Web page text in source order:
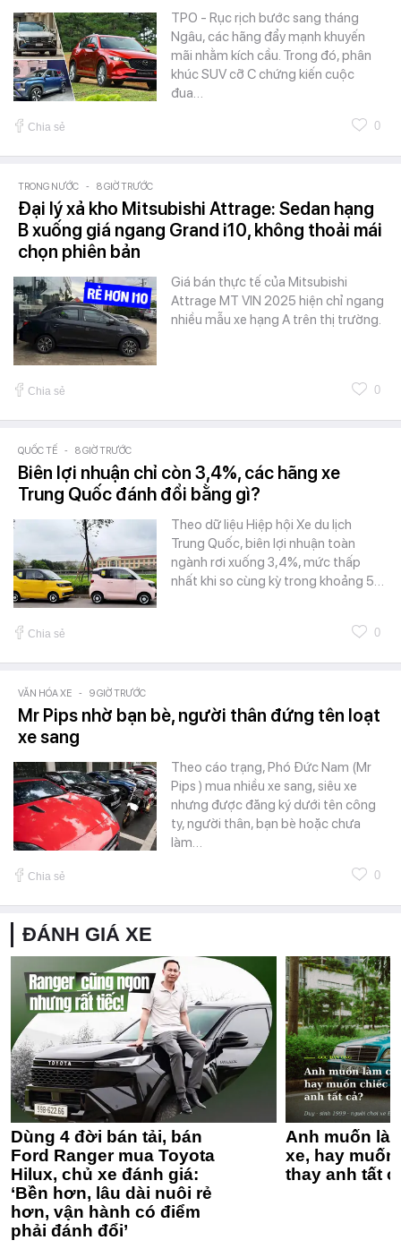
TPO - Rục rịch bước sang tháng
Ngâu, các hãng đẩy mạnh khuyến
mãi nhằm kích cầu. Trong đó, phân
khúc SUV cỡ C chứng kiến cuộc
đua…
Chia sẻ 0
TRONG NƯỚC - 8 GIỜ TRƯỚC
Đại lý xả kho Mitsubishi Attrage: Sedan hạng
B xuống giá ngang Grand i10, không thoải mái
chọn phiên bản
Giá bán thực tế của Mitsubishi
Attrage MT VIN 2025 hiện chỉ ngang
nhiều mẫu xe hạng A trên thị trường.
Chia sẻ 0
QUỐC TẾ - 8 GIỜ TRƯỚC
Biên lợi nhuận chỉ còn 3,4%, các hãng xe
Trung Quốc đánh đổi bằng gì?
Theo dữ liệu Hiệp hội Xe du lịch
Trung Quốc, biên lợi nhuận toàn
ngành rơi xuống 3,4%, mức thấp
nhất khi so cùng kỳ trong khoảng 5…
Chia sẻ 0
VĂN HÓA XE - 9 GIỜ TRƯỚC
Mr Pips nhờ bạn bè, người thân đứng tên loạt
xe sang
Theo cáo trạng, Phó Đức Nam (Mr
Pips ) mua nhiều xe sang, siêu xe
nhưng được đăng ký dưới tên công
ty, người thân, bạn bè hoặc chưa
làm…
Chia sẻ 0
ĐÁNH GIÁ XE
Dùng 4 đời bán tải, bán
Ford Ranger mua Toyota
Hilux, chủ xe đánh giá:
‘Bền hơn, lâu dài nuôi rẻ
hơn, vận hành có điểm
phải đánh đổi’
Anh muốn
xe, hay
thay anh tất